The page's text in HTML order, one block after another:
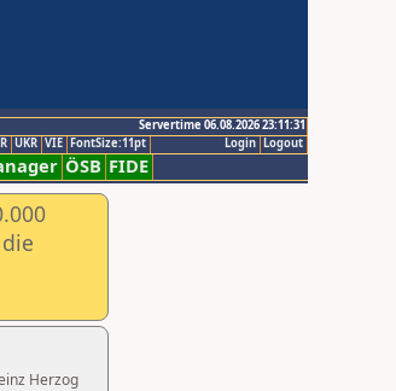
Servertime 06.08.2026 23:11:31
Logout
Login
UKR VIE FontSize:11pt
ÖSB FIDE
Herzog